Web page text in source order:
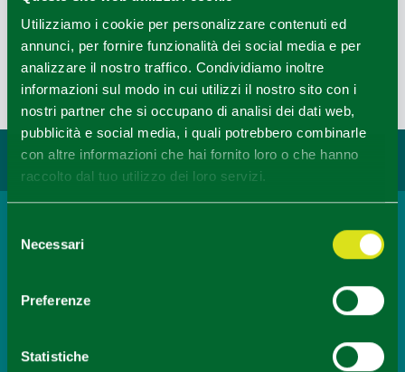
Utilizziamo i cookie per personalizzare contenuti ed
annunci, per fornire funzionalità dei social media e per
analizzare il nostro traffico. Condividiamo inoltre
informazioni sul modo in cui utilizzi il nostro sito con i
nostri partner che si occupano di analisi dei dati web,
pubblicità e social media, i quali potrebbero combinarle
con altre informazioni che hai fornito loro o che hanno
raccolto dal tuo utilizzo dei loro servizi.
delNecessari
Preferenze
Statistiche
Leaflet Powered byGeoapify|© OpenMapTiles© OpenStreetMap
Last update 13/07/2020
You may also like...
Apennines.